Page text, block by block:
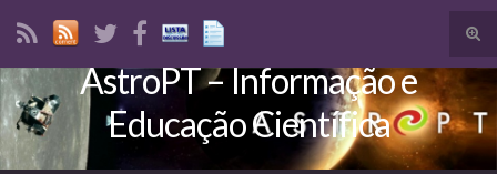
Search for:
AstroPT – Informação e
Educação Científica